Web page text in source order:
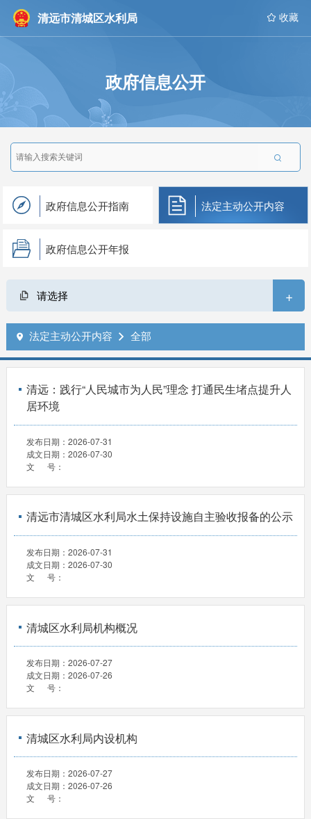
清远市清城区水利局  收藏
政府信息公开

政府信息公开指南 法定主动公开内容
政府信息公开年报
请选择 +
 法定主动公开内容  全部
清远：践行“人民城市为人民”理念 打通民生堵点提升人
居环境
发布日期： 2026-07-31
成文日期： 2026-07-30
文 号：
清远市清城区水利局水土保持设施自主验收报备的公示
发布日期： 2026-07-31
成文日期： 2026-07-30
文 号：
清城区水利局机构概况
发布日期： 2026-07-27
成文日期： 2026-07-26
文 号：
清城区水利局内设机构
发布日期： 2026-07-27
成文日期： 2026-07-26
文 号：